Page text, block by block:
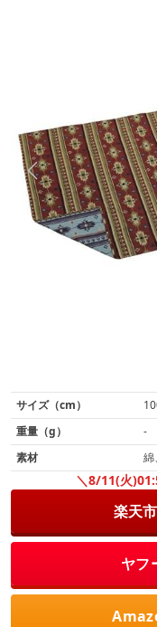
サイズ（cm）
重量（g）
-
素材
綿
＼8/11(火
楽天
ヤフ